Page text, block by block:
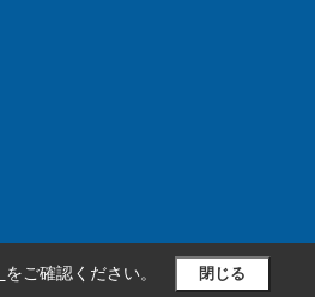
をご確認ください。 閉じる